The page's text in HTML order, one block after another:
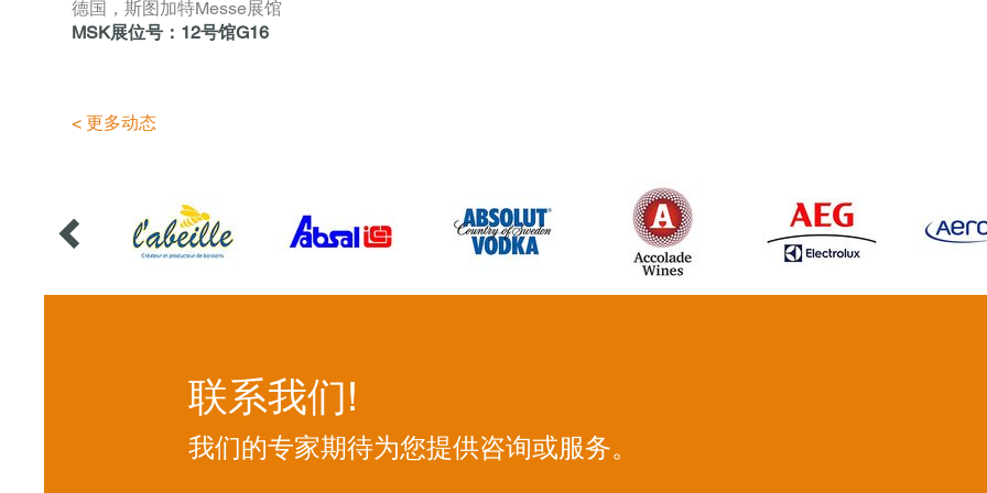
德国，斯图加特Messe展馆
MSK展位号：12号馆G16
< 更多动态
联系我们!
我们的专家期待为您提供咨询或服务。